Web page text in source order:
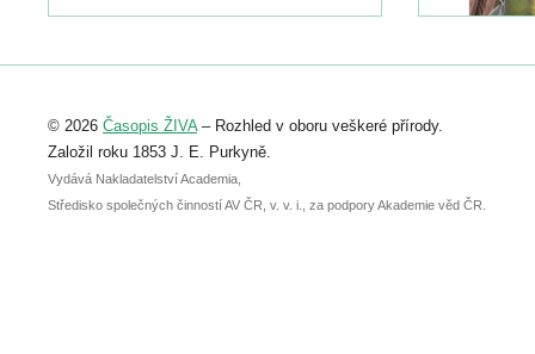
Registrovat se můžete do 6. září.
abstraktu přihlášené přednášky nebo
posteru je už 30. června.
© 2026 Časopis ŽIVA– Rozhled v oboru veškeré přírody.
Založil roku 1853 J. E. Purkyně.
Vydává Nakladatelství Academia,
Středisko společných činností AV ČR, v. v. i., za podpory Akademie věd ČR.